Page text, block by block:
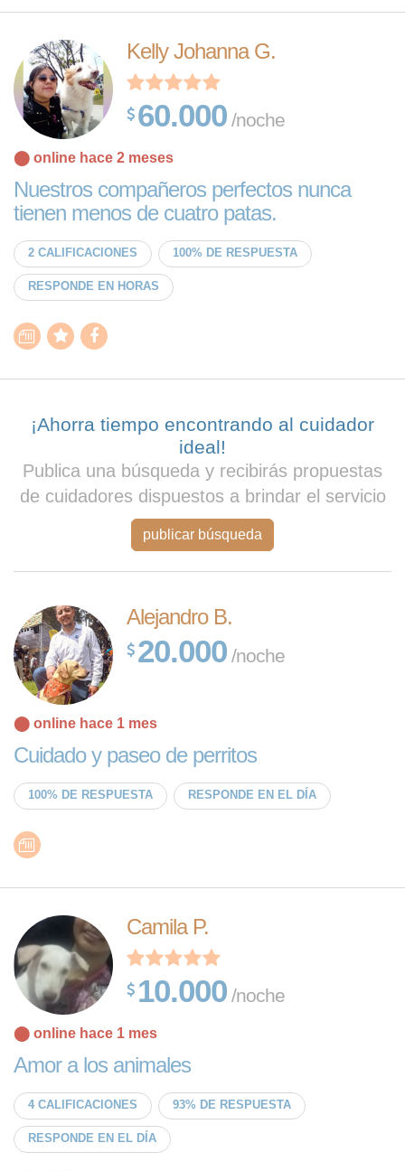
Kelly Johanna G.
60.000 /noche
⬤ online hace 2 meses
Nuestros compañeros perfectos nunca
tienen menos de cuatro patas.
2 CALIFICACIONES 100% DE RESPUESTA
RESPONDE EN HORAS
¡Ahorra tiempo encontrando al cuidador
ideal!
Publica una búsqueda y recibirás propuestas
de cuidadores dispuestos a brindar el servicio
publicar búsqueda
Alejandro B.
20.000 /noche
⬤ online hace 1 mes
Cuidado y paseo de perritos
100% DE RESPUESTA RESPONDE EN EL DÍA
Camila P.
10.000 /noche
⬤ online hace 1 mes
Amor a los animales
4 CALIFICACIONES 93% DE RESPUESTA
RESPONDE EN EL DÍA